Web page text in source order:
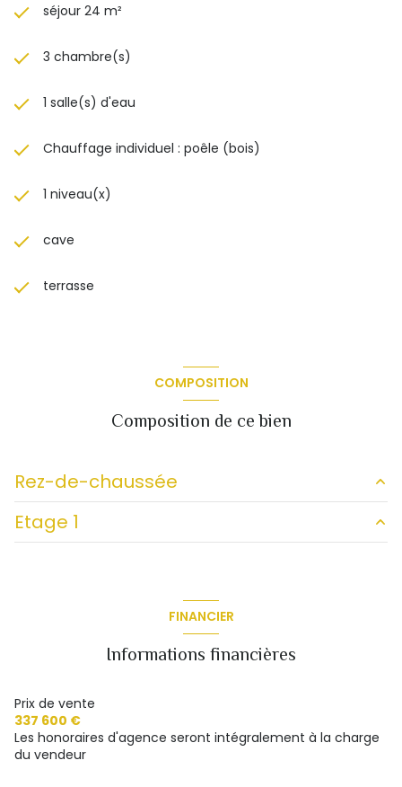
séjour 24 m²
3 chambre(s)
1 salle(s) d'eau
Chauffage individuel : poêle (bois)
1 niveau(x)
cave
terrasse
COMPOSITION
Composition de ce bien
Rez-de-chaussée
chambre
WC
entrée
33 m²
Etage 1
FINANCIER
Informations financières
Prix de vente
337 600 €
Les honoraires d'agence seront intégralement à la charge
du vendeur